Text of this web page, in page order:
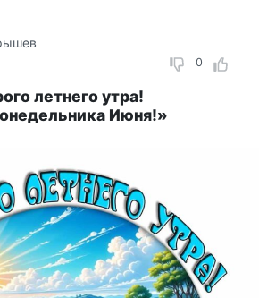
0
летнего утра!
Июня!»